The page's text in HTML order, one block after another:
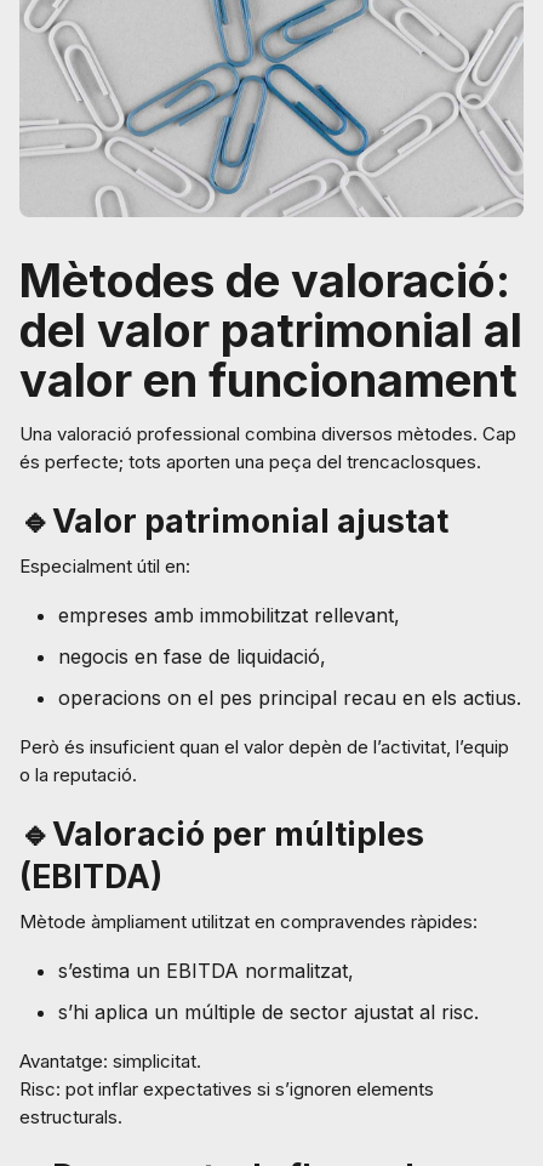
Mètodes de valoració:
del valor patrimonial al
valor en funcionament
Una valoració professional combina diversos mètodes. Cap
és perfecte; tots aporten una peça del trencaclosques.
🔹Valor patrimonial ajustat
Especialment útil en:
empreses amb immobilitzat rellevant,
negocis en fase de liquidació,
operacions on el pes principal recau en els actius.
Però és insuficient quan el valor depèn de l’activitat, l’equip
o la reputació.
🔹Valoració per múltiples
(EBITDA)
Mètode àmpliament utilitzat en compravendes ràpides:
s’estima un EBITDA normalitzat,
s’hi aplica un múltiple de sector ajustat al risc.
Avantatge: simplicitat.
Risc: pot inflar expectatives si s’ignoren elements
estructurals.